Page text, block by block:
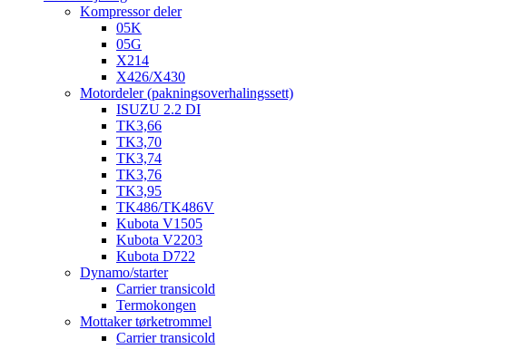
Kompressor deler
05K
05G
X214
X426/X430
Motordeler (pakningsoverhalingssett)
ISUZU 2.2 DI
TK3,66
TK3,70
TK3,74
TK3,76
TK3,95
TK486/TK486V
Kubota V1505
Kubota V2203
Kubota D722
Dynamo/starter
Carrier transicold
Termokongen
Mottaker tørketrommel
Carrier transicold